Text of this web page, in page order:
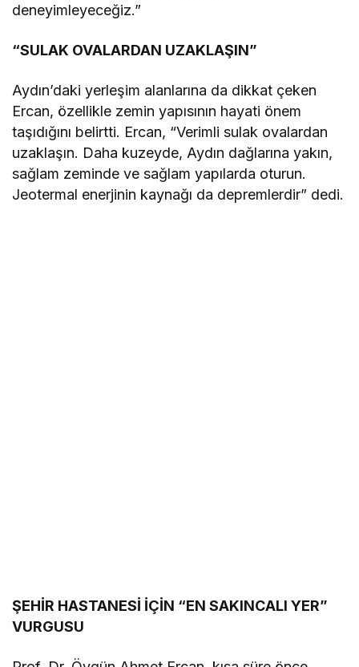
deneyimleyeceğiz.”
“SULAK OVALARDAN UZAKLAŞIN”
Aydın’daki yerleşim alanlarına da dikkat çeken
Ercan, özellikle zemin yapısının hayati önem
taşıdığını belirtti. Ercan, “Verimli sulak ovalardan
uzaklaşın. Daha kuzeyde, Aydın dağlarına yakın,
sağlam zeminde ve sağlam yapılarda oturun.
Jeotermal enerjinin kaynağı da depremlerdir” dedi.
ŞEHİR HASTANESİ İÇİN “EN SAKINCALI YER”
VURGUSU